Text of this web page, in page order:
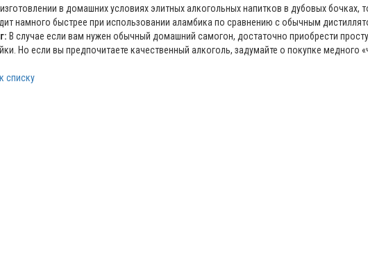
в домашних условиях элитных алкогольных напитков в дубовых бочках,
намного быстрее при использовании аламбика по сравнению с обычным
В случае если вам нужен обычный домашний самогон, достаточно приобрести
Но если вы предпочитаете качественный алкоголь, задумайте о покупке медного
списку